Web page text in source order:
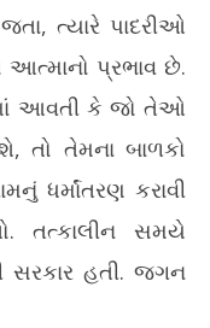
ત્યારે પાદરીઓ
આત્માનો પ્રભાવ છે.
આવતી કે જો તેઓ
તો તેમના બાળકો
ધર્માંતરણ કરાવી
તત્કાલીન સમયે
સરકાર હતી. જગન